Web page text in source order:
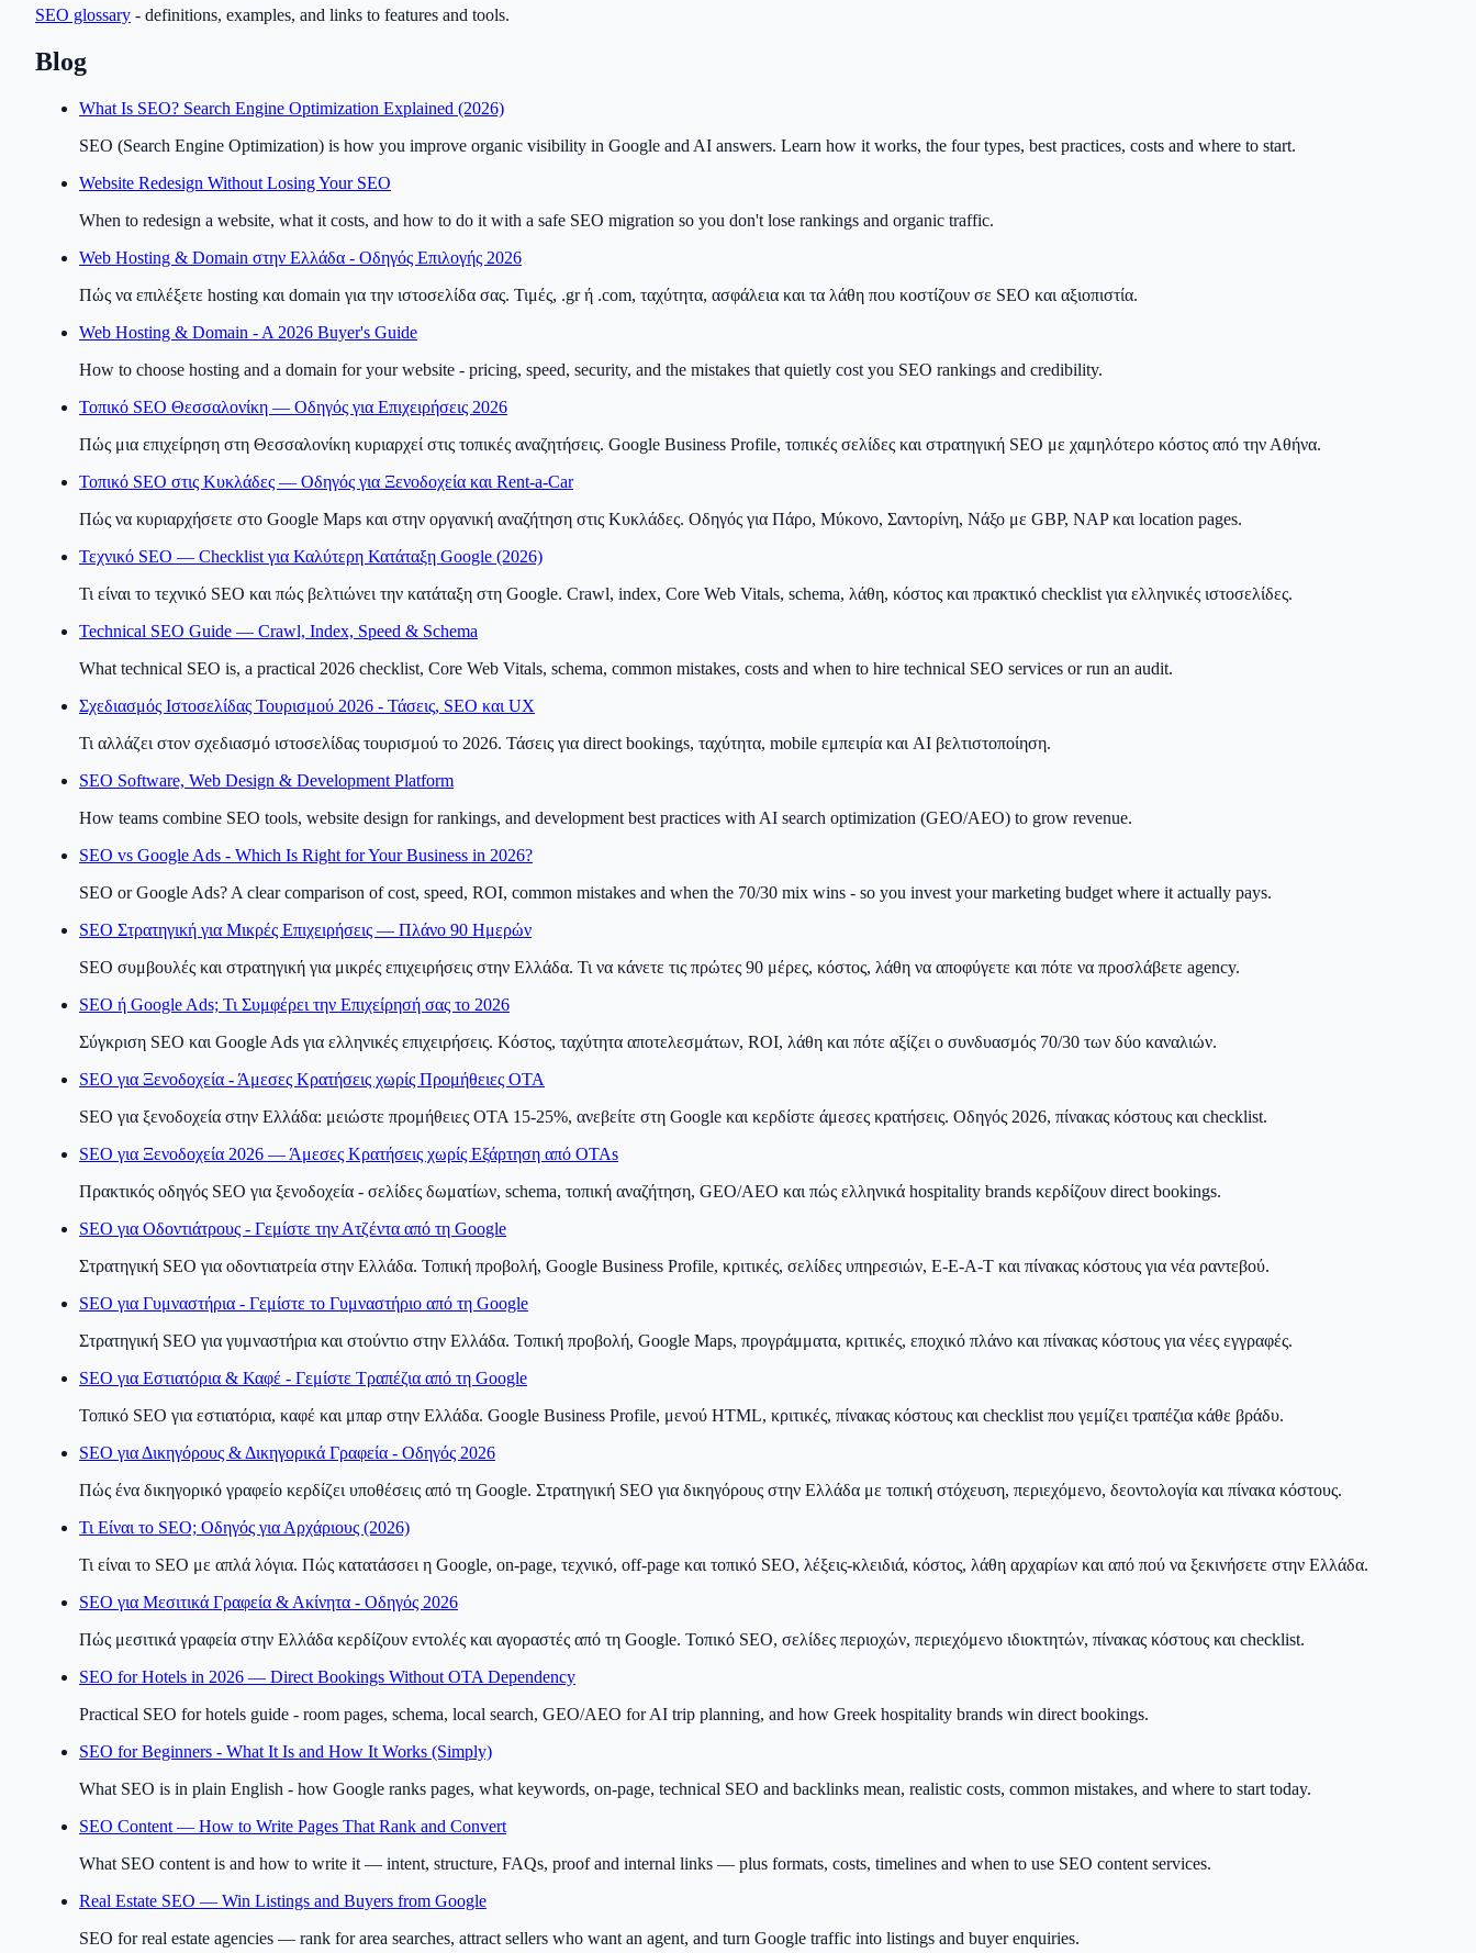
SEO glossary - definitions, examples, and links to features and tools.
Blog
What Is SEO? Search Engine Optimization Explained (2026)
SEO (Search Engine Optimization) is how you improve organic visibility in Google and AI answers. Learn how it works, the four types, best practices, costs and where to start.
Website Redesign Without Losing Your SEO
When to redesign a website, what it costs, and how to do it with a safe SEO migration so you don't lose rankings and organic traffic.
Web Hosting & Domain στην Ελλάδα - Οδηγός Επιλογής 2026
Πώς να επιλέξετε hosting και domain για την ιστοσελίδα σας. Τιμές, .gr ή .com, ταχύτητα, ασφάλεια και τα λάθη που κοστίζουν σε SEO και αξιοπιστία.
Web Hosting & Domain - A 2026 Buyer's Guide
How to choose hosting and a domain for your website - pricing, speed, security, and the mistakes that quietly cost you SEO rankings and credibility.
Τοπικό SEO Θεσσαλονίκη — Οδηγός για Επιχειρήσεις 2026
Πώς μια επιχείρηση στη Θεσσαλονίκη κυριαρχεί στις τοπικές αναζητήσεις. Google Business Profile, τοπικές σελίδες και στρατηγική SEO με χαμηλότερο κόστος από την Αθήνα.
Τοπικό SEO στις Κυκλάδες — Οδηγός για Ξενοδοχεία και Rent-a-Car
Πώς να κυριαρχήσετε στο Google Maps και στην οργανική αναζήτηση στις Κυκλάδες. Οδηγός για Πάρο, Μύκονο, Σαντορίνη, Νάξο με GBP, NAP και location pages.
Τεχνικό SEO — Checklist για Καλύτερη Κατάταξη Google (2026)
Τι είναι το τεχνικό SEO και πώς βελτιώνει την κατάταξη στη Google. Crawl, index, Core Web Vitals, schema, λάθη, κόστος και πρακτικό checklist για ελληνικές ιστοσελίδες.
Technical SEO Guide — Crawl, Index, Speed & Schema
What technical SEO is, a practical 2026 checklist, Core Web Vitals, schema, common mistakes, costs and when to hire technical SEO services or run an audit.
Σχεδιασμός Ιστοσελίδας Τουρισμού 2026 - Τάσεις, SEO και UX
Τι αλλάζει στον σχεδιασμό ιστοσελίδας τουρισμού το 2026. Τάσεις για direct bookings, ταχύτητα, mobile εμπειρία και AI βελτιστοποίηση.
SEO Software, Web Design & Development Platform
How teams combine SEO tools, website design for rankings, and development best practices with AI search optimization (GEO/AEO) to grow revenue.
SEO vs Google Ads - Which Is Right for Your Business in 2026?
SEO or Google Ads? A clear comparison of cost, speed, ROI, common mistakes and when the 70/30 mix wins - so you invest your marketing budget where it actually pays.
SEO Στρατηγική για Μικρές Επιχειρήσεις — Πλάνο 90 Ημερών
SEO συμβουλές και στρατηγική για μικρές επιχειρήσεις στην Ελλάδα. Τι να κάνετε τις πρώτες 90 μέρες, κόστος, λάθη να αποφύγετε και πότε να προσλάβετε agency.
SEO ή Google Ads; Τι Συμφέρει την Επιχείρησή σας το 2026
Σύγκριση SEO και Google Ads για ελληνικές επιχειρήσεις. Κόστος, ταχύτητα αποτελεσμάτων, ROI, λάθη και πότε αξίζει ο συνδυασμός 70/30 των δύο καναλιών.
SEO για Ξενοδοχεία - Άμεσες Κρατήσεις χωρίς Προμήθειες OTA
SEO για ξενοδοχεία στην Ελλάδα: μειώστε προμήθειες OTA 15-25%, ανεβείτε στη Google και κερδίστε άμεσες κρατήσεις. Οδηγός 2026, πίνακας κόστους και checklist.
SEO για Ξενοδοχεία 2026 — Άμεσες Κρατήσεις χωρίς Εξάρτηση από OTAs
Πρακτικός οδηγός SEO για ξενοδοχεία - σελίδες δωματίων, schema, τοπική αναζήτηση, GEO/AEO και πώς ελληνικά hospitality brands κερδίζουν direct bookings.
SEO για Οδοντιάτρους - Γεμίστε την Ατζέντα από τη Google
Στρατηγική SEO για οδοντιατρεία στην Ελλάδα. Τοπική προβολή, Google Business Profile, κριτικές, σελίδες υπηρεσιών, E-E-A-T και πίνακας κόστους για νέα ραντεβού.
SEO για Γυμναστήρια - Γεμίστε το Γυμναστήριο από τη Google
Στρατηγική SEO για γυμναστήρια και στούντιο στην Ελλάδα. Τοπική προβολή, Google Maps, προγράμματα, κριτικές, εποχικό πλάνο και πίνακας κόστους για νέες εγγραφές.
SEO για Εστιατόρια & Καφέ - Γεμίστε Τραπέζια από τη Google
Τοπικό SEO για εστιατόρια, καφέ και μπαρ στην Ελλάδα. Google Business Profile, μενού HTML, κριτικές, πίνακας κόστους και checklist που γεμίζει τραπέζια κάθε βράδυ.
SEO για Δικηγόρους & Δικηγορικά Γραφεία - Οδηγός 2026
Πώς ένα δικηγορικό γραφείο κερδίζει υποθέσεις από τη Google. Στρατηγική SEO για δικηγόρους στην Ελλάδα με τοπική στόχευση, περιεχόμενο, δεοντολογία και πίνακα κόστους.
Τι Είναι το SEO; Οδηγός για Αρχάριους (2026)
Τι είναι το SEO με απλά λόγια. Πώς κατατάσσει η Google, on-page, τεχνικό, off-page και τοπικό SEO, λέξεις-κλειδιά, κόστος, λάθη αρχαρίων και από πού να ξεκινήσετε στην Ελλάδα.
SEO για Μεσιτικά Γραφεία & Ακίνητα - Οδηγός 2026
Πώς μεσιτικά γραφεία στην Ελλάδα κερδίζουν εντολές και αγοραστές από τη Google. Τοπικό SEO, σελίδες περιοχών, περιεχόμενο ιδιοκτητών, πίνακας κόστους και checklist.
SEO for Hotels in 2026 — Direct Bookings Without OTA Dependency
Practical SEO for hotels guide - room pages, schema, local search, GEO/AEO for AI trip planning, and how Greek hospitality brands win direct bookings.
SEO for Beginners - What It Is and How It Works (Simply)
What SEO is in plain English - how Google ranks pages, what keywords, on-page, technical SEO and backlinks mean, realistic costs, common mistakes, and where to start today.
SEO Content — How to Write Pages That Rank and Convert
What SEO content is and how to write it — intent, structure, FAQs, proof and internal links — plus formats, costs, timelines and when to use SEO content services.
Real Estate SEO — Win Listings and Buyers from Google
SEO for real estate agencies — rank for area searches, attract sellers who want an agent, and turn Google traffic into listings and buyer enquiries.